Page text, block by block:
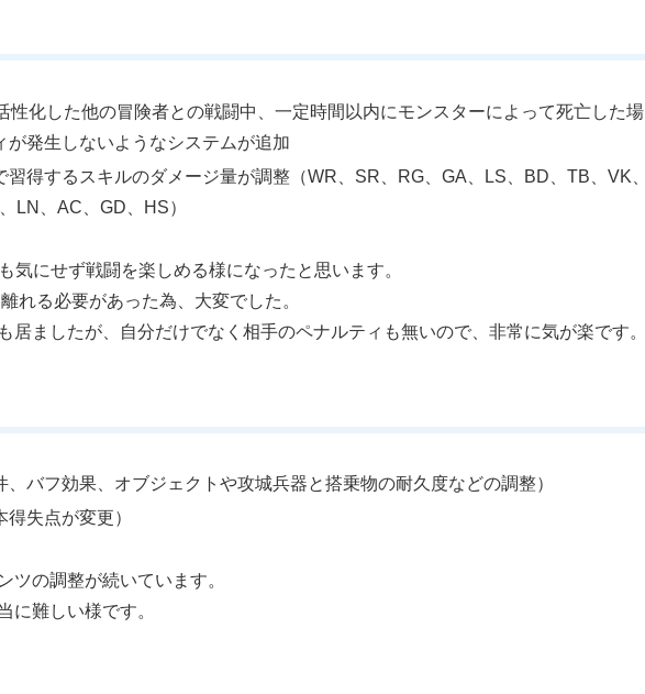
性化した他の冒険者との戦闘中、一定時間以内にモンスターによって死亡した場
が発生しないようなシステムが追加
習得するスキルのダメージ量が調整（WR、SR、RG、GA、LS、BD、TB、VK、
LN、AC、GD、HS）
気にせず戦闘を楽しめる様になったと思います。
れる必要があった為、大変でした。
居ましたが、自分だけでなく相手のペナルティも無いので、非常に気が楽です。
、バフ効果、オブジェクトや攻城兵器と搭乗物の耐久度などの調整）
失点が変更）
ツの調整が続いています。
に難しい様です。